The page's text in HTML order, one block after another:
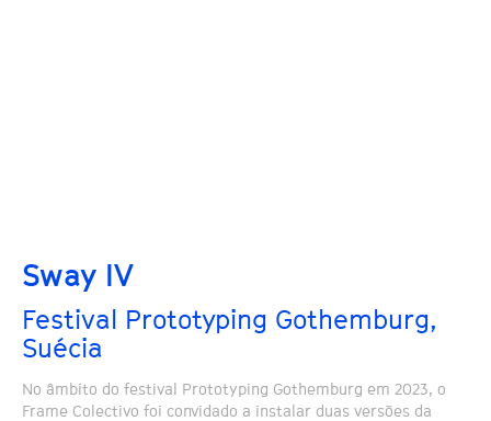
Sway IV
Festival Prototyping Gothemburg,
Suécia
No âmbito do festival Prototyping Gothemburg em 2023, o
Frame Colectivo foi convidado a instalar duas versões da